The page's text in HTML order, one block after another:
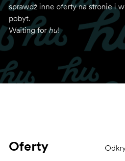
sprawdź inne oferty na stronie i
pobyt.
Waiting forhu!
Oferty